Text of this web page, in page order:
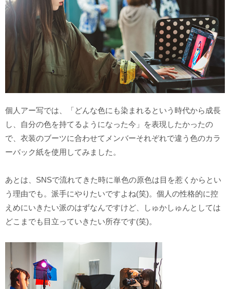
個人アー写では、「どんな色にも染まれるという時代から成長
し、自分の色を持てるようになった今」を表現したかったの
で、衣装のブーツに合わせてメンバーそれぞれで違う色のカラ
ーバック紙を使用してみました。
あとは、SNSで流れてきた時に単色の原色は目を惹くからとい
う理由でも。派手にやりたいですよね(笑)。個人の性格的に控
えめにいきたい派のはずなんですけど、しゅかしゅんとしては
どこまでも目立っていきたい所存です(笑)。